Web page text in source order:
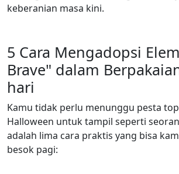
keberanian masa kini.
5 Cara Mengadopsi
Brave" dalam
hari
Kamu tidak perlu menunggu pesta
Halloween untuk tampil seperti
adalah lima cara praktis yang bisa
besok pagi: